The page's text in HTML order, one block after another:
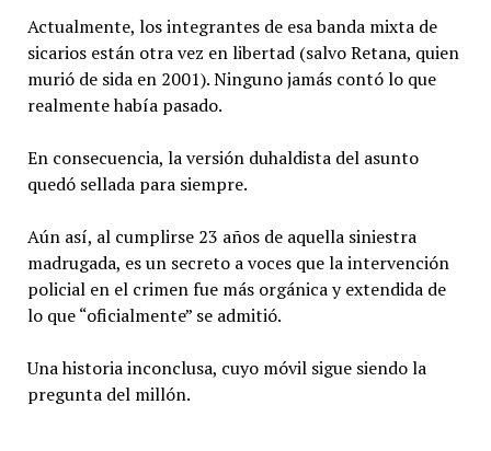
Actualmente, los integrantes de esa banda mixta de
sicarios están otra vez en libertad (salvo Retana, quien
murió de sida en 2001). Ninguno jamás contó lo que
realmente había pasado.
En consecuencia, la versión duhaldista del asunto
quedó sellada para siempre.
Aún así, al cumplirse 23 años de aquella siniestra
madrugada, es un secreto a voces que la intervención
policial en el crimen fue más orgánica y extendida de
lo que “oficialmente” se admitió.
Una historia inconclusa, cuyo móvil sigue siendo la
pregunta del millón.